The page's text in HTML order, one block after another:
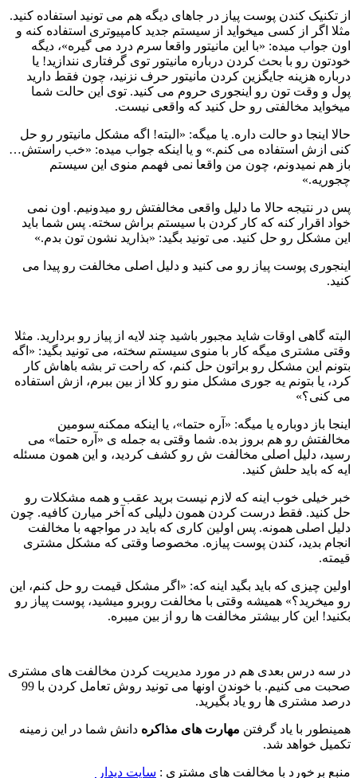
از تکنیک کندن پوست پیاز در جاهای دیگه هم می تونید استفاده کنید.
مثلا اگر از کسی میخواید از سیستم جدید کامپیوتری استفاده کنه و
اون جواب میده: «با این مانیتور واقعا سرم درد می گیره»، دیگه
خودتون رو با بحث کردن درباره مانیتور توی گرفتاری نندازید! یا
درباره هزینه جایگزین کردن مانیتور حرف نزنید، چون فقط دارید
پول و وقت تون رو اینجوری حروم می کنید. توی این حالت شما
میخواید مخالفتی رو حل کنید که واقعی نیست.
حالا اینجا دو حالت داره. یا میگه: «البته! اگه مشکل مانیتور رو حل
کنی ازش استفاده می کنم.» و یا اینکه جواب میده: «خب راستش…
باز هم نمیدونم، چون من واقعا نمی فهمم منوی این سیستم
چجوریه.»
پس در نتیجه حالا ما دلیل واقعی مخالفتش رو میدونیم. اون نمی
خواد اقرار کنه که کار کردن با سیستم براش سخته. پس شما باید
این مشکل رو حل کنید. می تونید بگید: «بذارید نشون تون بدم.»
اینجوری پوست پیاز رو می کنید و دلیل اصلی مخالفت رو پیدا می
کنید.
البته گاهی اوقات شاید مجبور باشید چند لایه از پیاز رو بردارید. مثلا
وقتی مشتری میگه کار با منوی سیستم سخته، می تونید بگید: «اگه
بتونم این مشکل رو براتون حل کنم، که راحت تر بشه باهاش کار
کرد، یا بتونم یه جوری مشکل منو رو کلا از بین ببرم، ازش استفاده
می کنی؟»
اینجا باز دوباره یا میگه: «آره حتما»، یا اینکه ممکنه سومین
مخالفتش رو هم بروز بده. شما وقتی به جمله ی «آره حتما» می
رسید، دلیل اصلی مخالفت ش رو کشف کردید، و این همون مسئله
ایه که باید حلش کنید.
خبر خیلی خوب اینه که لازم نیست برید عقب و همه مشکلات رو
حل کنید. فقط درست کردن همون دلیلی که آخر میارن کافیه. چون
دلیل اصلی همونه. پس اولین کاری که باید در مواجهه با مخالفت
انجام بدید، کندن پوست پیازه. مخصوصا وقتی که مشکل مشتری
قیمته.
اولین چیزی که باید بگید اینه که: «اگر مشکل قیمت رو حل کنم، این
رو میخرید؟» همیشه وقتی با مخالفت روبرو میشید، پوست پیاز رو
بکنید! این کار بیشتر مخالفت ها رو از بین میبره.
در سه درس بعدی هم در مورد مدیریت کردن مخالفت های مشتری
صحبت می کنیم. با خوندن اونها می تونید روش تعامل کردن با 99
درصد مشتری ها رو یاد بگیرید.
همینطور با یاد گرفتن مهارت های مذاکره دانش شما در این زمینه
تکمیل خواهد شد.
منبع برخورد با مخالفت های مشتری : سایت دیدار